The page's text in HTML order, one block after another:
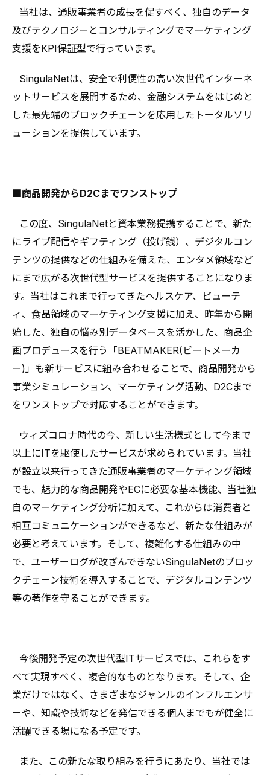
⠀当社は、通販事業者の成長を促すべく、独自のデータ
及びテクノロジーとコンサルティングでマーケティング
支援をKPI保証型で行っています。
⠀SingulaNetは、安全で利便性の高い次世代インターネ
ットサービスを展開するため、金融システムをはじめと
した最先端のブロックチェーンを応用したトータルソリ
ューションを提供しています。
■商品開発からD2Cまでワンストップ
⠀この度、SingulaNetと資本業務提携することで、新た
にライブ配信やギフティング（投げ銭）、デジタルコン
テンツの提供などの仕組みを備えた、エンタメ領域など
にまで広がる次世代型サービスを提供することになりま
す。当社はこれまで行ってきたヘルスケア、ビューテ
ィ、食品領域のマーケティング支援に加え、昨年から開
始した、独自の悩み別データベースを活かした、商品企
画プロデュースを行う「BEATMAKER(ビートメーカ
ー)」も新サービスに組み合わせることで、商品開発から
事業シミュレーション、マーケティング活動、D2Cまで
をワンストップで対応することができます。
⠀ウィズコロナ時代の今、新しい生活様式として今まで
以上にITを駆使したサービスが求められています。当社
が設立以来行ってきた通販事業者のマーケティング領域
でも、魅力的な商品開発やECに必要な基本機能、当社独
自のマーケティング分析に加えて、これからは消費者と
相互コミュニケーションができるなど、新たな仕組みが
必要と考えています。そして、複雑化する仕組みの中
で、ユーザーログが改ざんできないSingulaNetのブロッ
クチェーン技術を導入することで、デジタルコンテンツ
等の著作を守ることができます。
⠀今後開発予定の次世代型ITサービスでは、これらをす
べて実現すべく、複合的なものとなります。そして、企
業だけではなく、さまざまなジャンルのインフルエンサ
ーや、知識や技術などを発信できる個人までもが健全に
活躍できる場になる予定です。
⠀また、この新たな取り組みを行うにあたり、当社では